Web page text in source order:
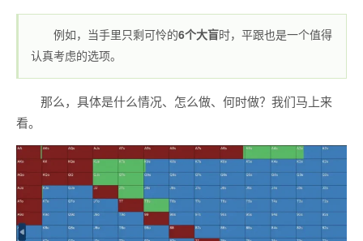
例如，当手里只剩可怜的6个大盲时，平跟也是一个值得
认真考虑的选项。
那么，具体是什么情况、怎么做、何时做？我们马上来
看。